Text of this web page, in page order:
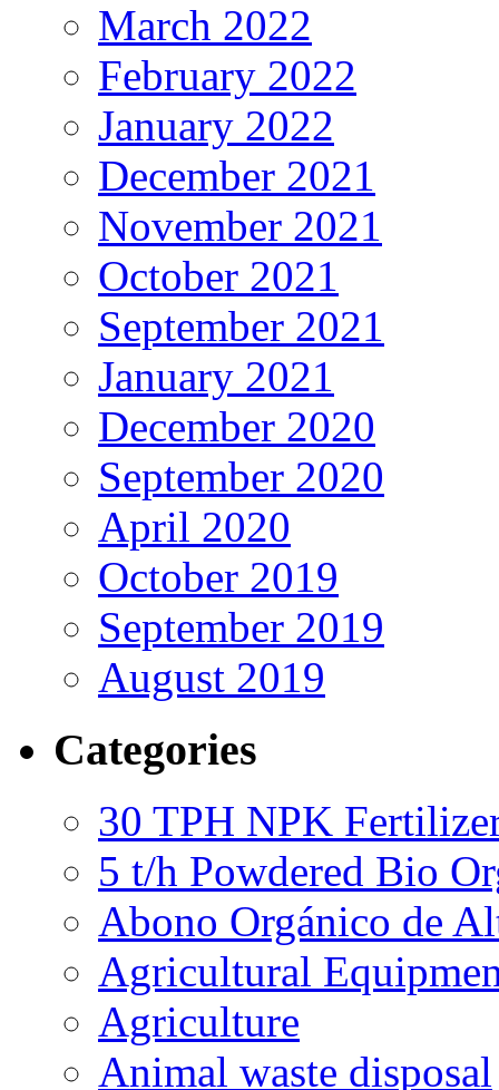
March 2022
February 2022
January 2022
December 2021
November 2021
October 2021
September 2021
January 2021
December 2020
September 2020
April 2020
October 2019
September 2019
August 2019
Categories
30 TPH NPK
5 t/h Powdered Bio
Abono Orgánico de
Agricultural
Agriculture
Animal waste disposal